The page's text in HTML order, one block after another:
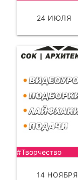
24 ИЮЛЯ
👇Если
#Творчество
14 НОЯБРЯ